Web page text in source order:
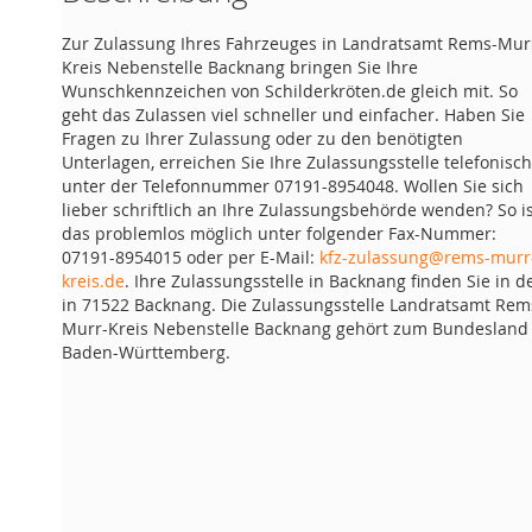
Zur Zulassung Ihres Fahrzeuges in Landratsamt Rems-
Kreis Nebenstelle Backnang bringen Sie Ihre
Wunschkennzeichen von Schilderkröten.de gleich mit. So
geht das Zulassen viel schneller und einfacher. Haben Sie
Fragen zu Ihrer Zulassung oder zu den benötigten
Unterlagen, erreichen Sie Ihre Zulassungsstelle telefonisch
unter der Telefonnummer 07191-8954048. Wollen Sie sich
lieber schriftlich an Ihre Zulassungsbehörde wenden? So
das problemlos möglich unter folgender Fax-Nummer:
07191-8954015 oder per E-Mail: kfz-zulassung@rems-
kreis.de. Ihre Zulassungsstelle in Backnang finden Sie in
in 71522 Backnang. Die Zulassungsstelle Landratsamt
Murr-Kreis Nebenstelle Backnang gehört zum Bundesland
Baden-Württemberg.